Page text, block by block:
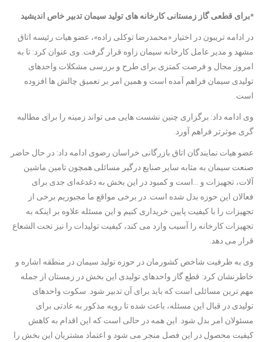
*برای قطعی گاز زمستانی کارخانه های تولید سیمان تدبیر خاص اندیشید
در ادامه تریبون در اختیار «محمدرضا توکلی زاده»، عضو هیات رئیسه اتاق
مشهد و مدیر عامل کارخانه سیمان زاوه قرار گرفت. وی عنوان کرد: تا به
امروز مجال و فرصت کمتری برای طرح و بررسی مشکلات واحدهای
تولیدی سیمان فراهم آمده است و همین امر بر تعمیق چالش ها افزوده
است.
وی ادامه داد: برگزاری چنین نشست هایی می تواند زمینه را برای مطالبه
گری موثرتر فراهم آورد.
عضو هیات نمایندگان اتاق بازرگانی خراسان رضوی ادامه داد: در حال حاضر
صنعت سیمان به مثابه سایر صنایع درگیر مسائلی همچون تامین ماشین
آلات، تجهیزات و …است و کمبود در این بخش به دغدغه‌ای جدی برای
فعالان این حوزه بدل شده است. در برخی مواقع ما مجبوریم برخی از
تجهیزات را با کیفیت پایین خریداری کنیم و این مسئله علاوه بر اینکه به
تجهیزات کارخانه را آسیب وارد می کند، کیفیت تولیدات را نیز تحت الشعاع
قرار می دهد.
وی به ظرفیت شاخص کشورمان در حوزه تولید سیمان در منطقه اشاره و
خاطرنشان کرد: قطع گاز واحدهای تولیدی این بخش در زمستان از جمله
مهم ترین مسائلی است که باید برای آن تدبیر شود. سکوت واحدهای
تولیدی در قبال این مسئله، باعث شده تا رویه مذکور به عادتی برای
مسئولان امر بدل شود. این همه در حالی است که این اقدام به کاهش
کیفیت محصول در این فصل منجر می شود و اعتماد مشتریان این بخش را